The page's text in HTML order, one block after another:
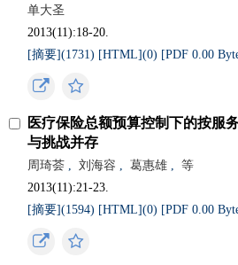
单大圣
2013(11):18-20.
[摘要](1731) [HTML](0) [PDF 0.00
医疗保险总额预算控制下的按服
与挑战并存
周琦荟 , 刘海容 , 葛惠雄 ,
等
2013(11):21-23.
[摘要](1594) [HTML](0) [PDF 0.00